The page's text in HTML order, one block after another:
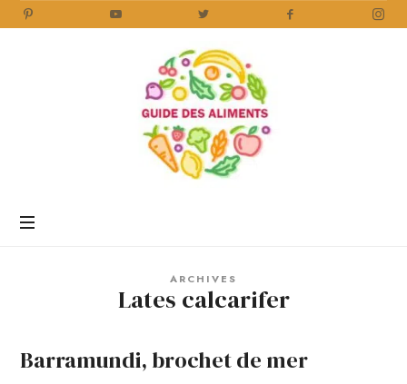
Aliments
ARCHIVES
Lates calcarifer
Barramundi, brochet de mer